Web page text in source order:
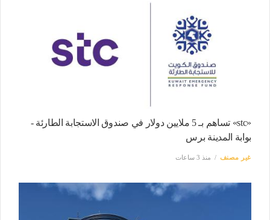
«stc» تساهم بـ 5 ملايين دولار في صندوق الاستجابة الطارئة -
بوابة المدينة برس
غير مصنف منذ 3 ساعات